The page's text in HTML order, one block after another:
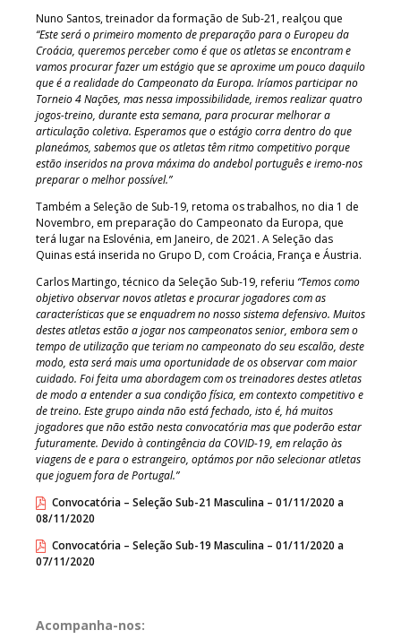
Nuno Santos, treinador da formação de Sub-21, realçou que
“Este será o primeiro momento de preparação para o Europeu da
Croácia, queremos perceber como é que os atletas se encontram e
vamos procurar fazer um estágio que se aproxime um pouco daquilo
que é a realidade do Campeonato da Europa. Iríamos participar no
Torneio 4 Nações, mas nessa impossibilidade, iremos realizar quatro
jogos-treino, durante esta semana, para procurar melhorar a
articulação coletiva. Esperamos que o estágio corra dentro do que
planeámos, sabemos que os atletas têm ritmo competitivo porque
estão inseridos na prova máxima do andebol português e iremo-nos
preparar o melhor possível.”
Também a Seleção de Sub-19, retoma os trabalhos, no dia 1 de
Novembro, em preparação do Campeonato da Europa, que
terá lugar na Eslovénia, em Janeiro, de 2021. A Seleção das
Quinas está inserida no Grupo D, com Croácia, França e Áustria.
Carlos Martingo, técnico da Seleção Sub-19, referiu “Temos como
objetivo observar novos atletas e procurar jogadores com as
características que se enquadrem no nosso sistema defensivo. Muitos
destes atletas estão a jogar nos campeonatos senior, embora sem o
tempo de utilização que teriam no campeonato do seu escalão, deste
modo, esta será mais uma oportunidade de os observar com maior
cuidado. Foi feita uma abordagem com os treinadores destes atletas
de modo a entender a sua condição física, em contexto competitivo e
de treino. Este grupo ainda não está fechado, isto é, há muitos
jogadores que não estão nesta convocatória mas que poderão estar
futuramente. Devido à contingência da COVID-19, em relação às
viagens de e para o estrangeiro, optámos por não selecionar atletas
que joguem fora de Portugal.”
Convocatória – Seleção Sub-21 Masculina – 01/11/2020 a
08/11/2020
Convocatória – Seleção Sub-19 Masculina – 01/11/2020 a
07/11/2020
Acompanha-nos: